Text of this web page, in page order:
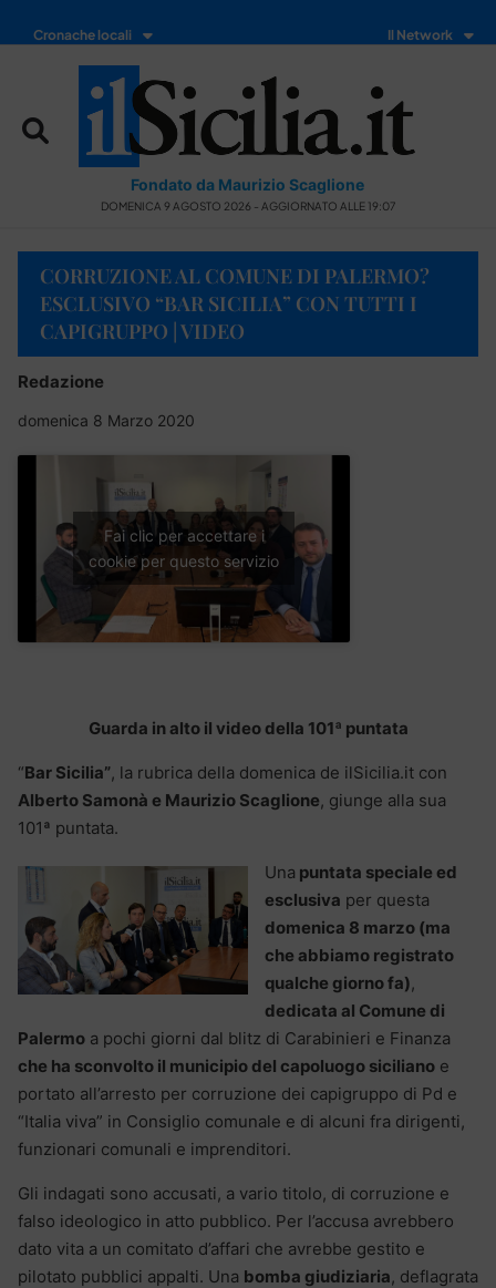
Cronache locali Il Network
Fondato da Maurizio Scaglione
DOMENICA 9 AGOSTO 2026 - AGGIORNATO ALLE 19:07
CORRUZIONE AL COMUNE DI PALERMO?
ESCLUSIVO “BAR SICILIA” CON TUTTI I
CAPIGRUPPO | VIDEO
Redazione
domenica 8 Marzo 2020
Fai clic per accettare i
cookie per questo servizio
Guarda in alto il video della 101ª puntata
“Bar Sicilia”, la rubrica della domenica de ilSicilia.it con
Alberto Samonà e Maurizio Scaglione, giunge alla sua
101ª puntata.
Una puntata speciale ed
esclusiva per questa
domenica 8 marzo (ma
che abbiamo registrato
qualche giorno fa),
dedicata al Comune di
Palermo a pochi giorni dal blitz di Carabinieri e Finanza
che ha sconvolto il municipio del capoluogo siciliano e
portato all’arresto per corruzione dei capigruppo di Pd e
“Italia viva” in Consiglio comunale e di alcuni fra dirigenti,
funzionari comunali e imprenditori.
Gli indagati sono accusati, a vario titolo, di corruzione e
falso ideologico in atto pubblico. Per l’accusa avrebbero
dato vita a un comitato d’affari che avrebbe gestito e
pilotato pubblici appalti. Una bomba giudiziaria, deflagrata